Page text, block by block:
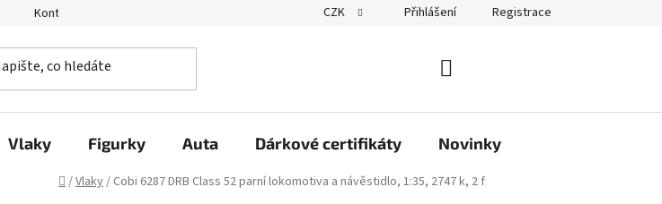
Kontakty CZK Přihlášení Registrace
KOŠÍK
Vlaky Figurky Auta Dárkové certifikáty Novinky
Domů
/Vlaky/ Cobi 6287 DRB Class 52 parní lokomotiva a návěstidlo, 1:35, 2747 k, 2 f